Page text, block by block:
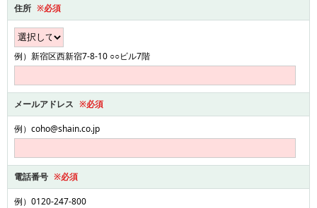
住所 ※必須
例）新宿区西新宿7-8-10 ○○ビル7階
メールアドレス ※必須
例）coho@shain.co.jp
電話番号 ※必須
例）0120-247-800